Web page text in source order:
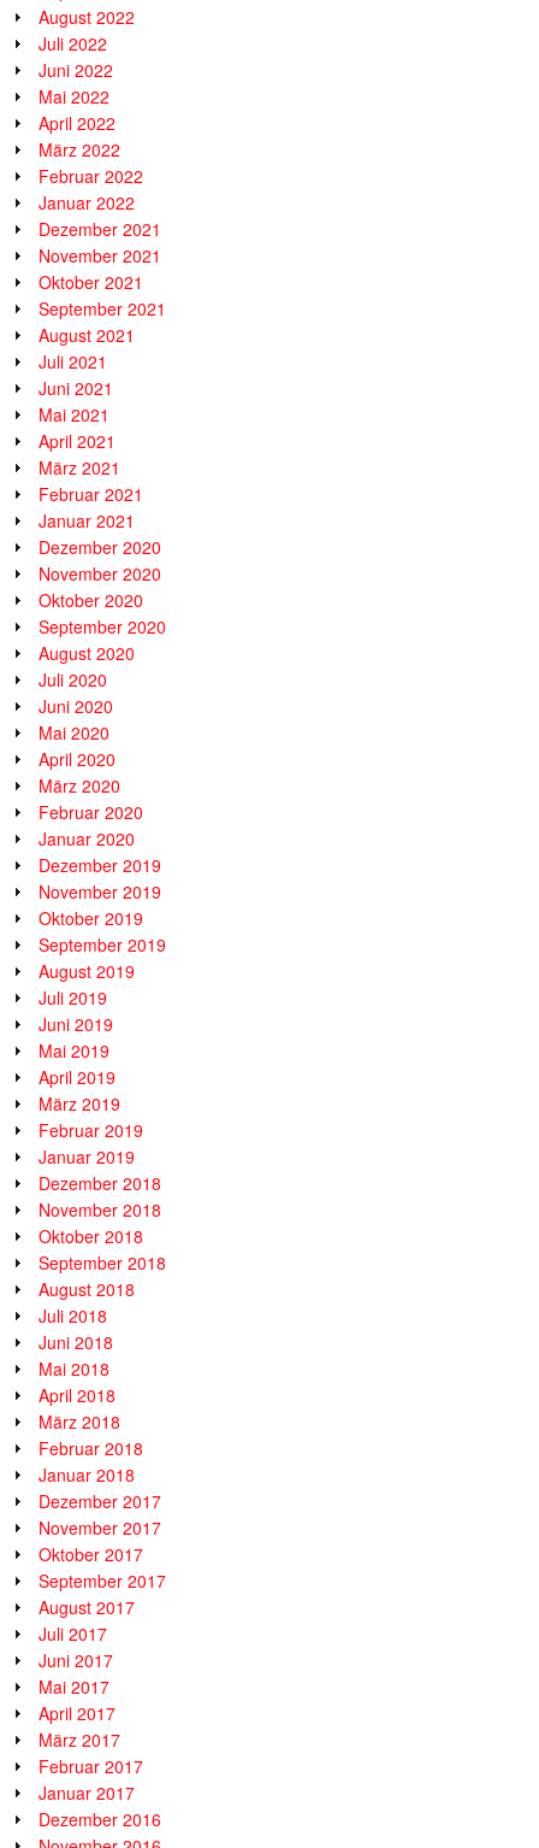
August 2022
Juli 2022
Juni 2022
Mai 2022
April 2022
März 2022
Februar 2022
Januar 2022
Dezember 2021
November 2021
Oktober 2021
September 2021
August 2021
Juli 2021
Juni 2021
Mai 2021
April 2021
März 2021
Februar 2021
Januar 2021
Dezember 2020
November 2020
Oktober 2020
September 2020
August 2020
Juli 2020
Juni 2020
Mai 2020
April 2020
März 2020
Februar 2020
Januar 2020
Dezember 2019
November 2019
Oktober 2019
September 2019
August 2019
Juli 2019
Juni 2019
Mai 2019
April 2019
März 2019
Februar 2019
Januar 2019
Dezember 2018
November 2018
Oktober 2018
September 2018
August 2018
Juli 2018
Juni 2018
Mai 2018
April 2018
März 2018
Februar 2018
Januar 2018
Dezember 2017
November 2017
Oktober 2017
September 2017
August 2017
Juli 2017
Juni 2017
Mai 2017
April 2017
März 2017
Februar 2017
Januar 2017
Dezember 2016